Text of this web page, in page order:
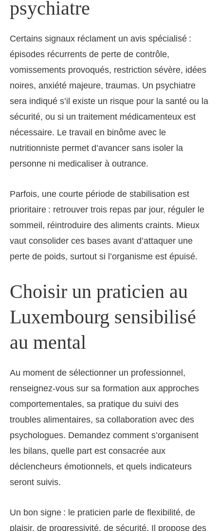
psychiatre
Certains signaux réclament un avis spécialisé :
épisodes récurrents de perte de contrôle,
vomissements provoqués, restriction sévère, idées
noires, anxiété majeure, traumas. Un psychiatre
sera indiqué s’il existe un risque pour la santé ou la
sécurité, ou si un traitement médicamenteux est
nécessaire. Le travail en binôme avec le
nutritionniste permet d’avancer sans isoler la
personne ni medicaliser à outrance.
Parfois, une courte période de stabilisation est
prioritaire : retrouver trois repas par jour, réguler le
sommeil, réintroduire des aliments craints. Mieux
vaut consolider ces bases avant d’attaquer une
perte de poids, surtout si l’organisme est épuisé.
Choisir un praticien au
Luxembourg sensibilisé
au mental
Au moment de sélectionner un professionnel,
renseignez-vous sur sa formation aux approches
comportementales, sa pratique du suivi des
troubles alimentaires, sa collaboration avec des
psychologues. Demandez comment s’organisent
les bilans, quelle part est consacrée aux
déclencheurs émotionnels, et quels indicateurs
seront suivis.
Un bon signe : le praticien parle de flexibilité, de
plaisir, de progressivité, de sécurité. Il propose des